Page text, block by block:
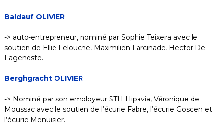
Baldauf OLIVIER
-> auto-entrepreneur, nominé par Sophie Teixeira avec le
soutien de Ellie Lelouche, Maximilien Farcinade, Hector De
Lageneste.
Berghgracht OLIVIER
-> Nominé par son employeur STH Hipavia, Véronique de
Moussac avec le soutien de l’écurie Fabre, l’écurie Gosden et
l’écurie Menuisier.